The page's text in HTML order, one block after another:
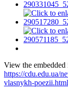
View the
https://cdu.edu.ua/
vlasnykh-